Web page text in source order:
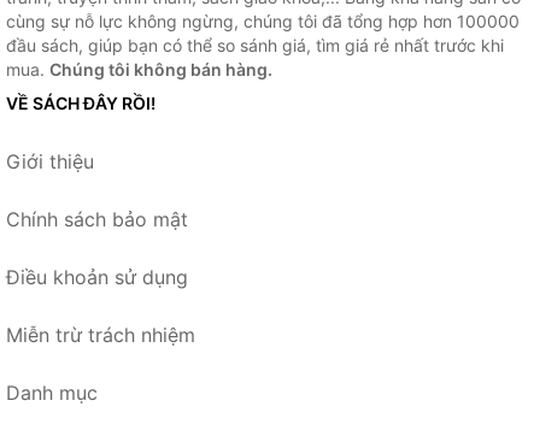
cùng sự nỗ lực không ngừng, chúng tôi đã tổng hợp hơn 100000
đầu sách, giúp bạn có thể so sánh giá, tìm giá rẻ nhất trước khi
mua. Chúng tôi không bán hàng.
VỀ SÁCH ĐÂY RỒI!
Giới thiệu
Chính sách bảo mật
Điều khoản sử dụng
Miễn trừ trách nhiệm
Danh mục